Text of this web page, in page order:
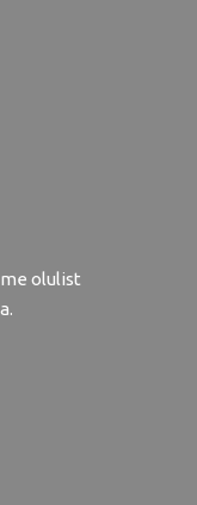
olulist